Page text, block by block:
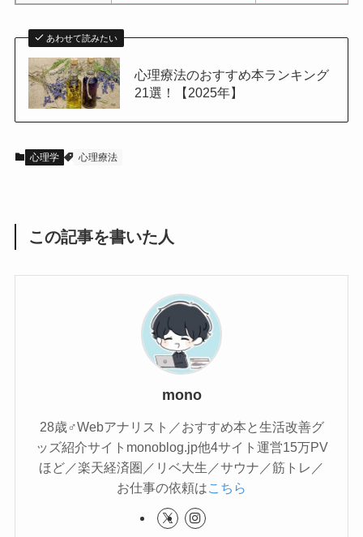
あわせて読みたい
心理療法のおすすめ本ランキング
21選！【2025年】
心理学 心理療法
この記事を書いた人
mono
28歳♂Webアナリスト／おすすめ本と生活改善グ
ッズ紹介サイトmonoblog.jp他4サイト運営15万PV
ほど／楽天経済圏／リベ大生／サウナ／筋トレ／
お仕事の依頼はこちら